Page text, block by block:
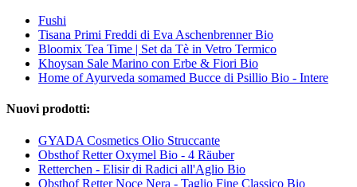
Fushi
Tisana Primi Freddi di Eva Aschenbrenner Bio
Bloomix Tea Time | Set da Tè in Vetro Termico
Khoysan Sale Marino con Erbe & Fiori Bio
Home of Ayurveda somamed Bucce di Psillio Bio - Intere
Nuovi prodotti:
GYADA Cosmetics Olio Struccante
Obsthof Retter Oxymel Bio - 4 Räuber
Retterchen - Elisir di Radici all'Aglio Bio
Obsthof Retter Noce Nera - Taglio Fine Classico Bio